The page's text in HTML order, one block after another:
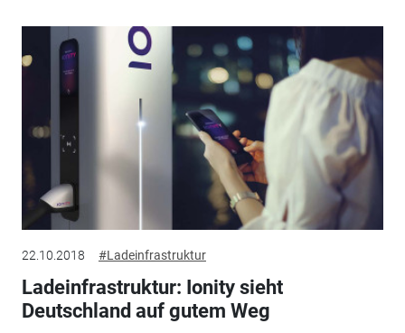
22.10.2018 #Ladeinfrastruktur
Ladeinfrastruktur: Ionity sieht
Deutschland auf gutem Weg